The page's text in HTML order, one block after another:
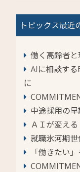
トピックス最近
働く高齢者
AIに相談す
に
中途採用の
ＡＩが変え
就職氷河期
「働きたい